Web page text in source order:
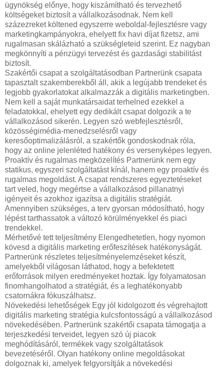
ügynökség előnye, hogy kiszámítható és tervezhető
költségeket biztosít a vállalkozásodnak. Nem kell
százezreket költened egyszerre weboldal-fejlesztésre vagy
marketingkampányokra, ehelyett fix havi díjat fizetsz, ami
rugalmasan skálázható a szükségleteid szerint. Ez nagyban
megkönnyíti a pénzügyi tervezést és gazdasági stabilitást
biztosít.
Szakértői csapat a szolgáltatásodban Partnerünk csapata
tapasztalt szakemberekből áll, akik a legújabb trendeket és
legjobb gyakorlatokat alkalmazzák a digitális marketingben.
Nem kell a saját munkatársaidat terhelned ezekkel a
feladatokkal, ehelyett egy dedikált csapat dolgozik a te
vállalkozásod sikerén. Legyen szó webfejlesztésről,
közösségimédia-menedzselésről vagy
keresőoptimalizálásról, a szakértők gondoskodnak róla,
hogy az online jelenléted hatékony és versenyképes legyen.
Proaktív és rugalmas megközelítés Partnerünk nem egy
statikus, egyszeri szolgáltatást kínál, hanem egy proaktív és
rugalmas megoldást. A csapat rendszeres egyeztetéseket
tart veled, hogy megértse a vállalkozásod pillanatnyi
igényeit és azokhoz igazítsa a digitális stratégiát.
Amennyiben szükséges, a terv gyorsan módosítható, hogy
lépést tarthassatok a változó körülményekkel és piaci
trendekkel.
Mérhetővé tett teljesítmény Elengedhetetlen, hogy nyomon
kövesd a digitális marketing erőfeszítések hatékonyságát.
Partnerünk részletes teljesítményelemzéseket készít,
amelyekből világosan láthatod, hogy a befektetett
erőforrások milyen eredményeket hoztak. Így folyamatosan
finomhangolhatod a stratégiát, és a leghatékonyabb
csatornákra fókuszálhatsz.
Növekedési lehetőségek Egy jól kidolgozott és végrehajtott
digitális marketing stratégia kulcsfontosságú a vállalkozásod
növekedésében. Partnerünk szakértői csapata támogatja a
terjeszkedési terveidet, legyen szó új piacok
meghódításáról, termékek vagy szolgáltatások
bevezetéséről. Olyan hatékony online megoldásokat
dolgoznak ki, amelyek felgyorsítják a növekedési